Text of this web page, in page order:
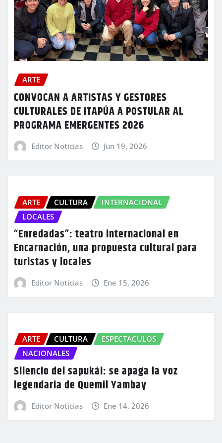
ARTE
CONVOCAN A ARTISTAS Y GESTORES
CULTURALES DE ITAPÚA A POSTULAR AL
PROGRAMA EMERGENTES 2026
Editor Noticias Jun 19, 2026
ARTE CULTURA
INTERNACIONAL
LOCALES
“Enredadas”: teatro internacional en
Encarnación, una propuesta cultural para
turistas y locales
Editor Noticias Ene 15, 2026
ARTE CULTURA
ESPECTACULOS
NACIONALES
Silencio del sapukái: se apaga la voz
legendaria de Quemil Yambay
Editor Noticias Ene 14, 2026